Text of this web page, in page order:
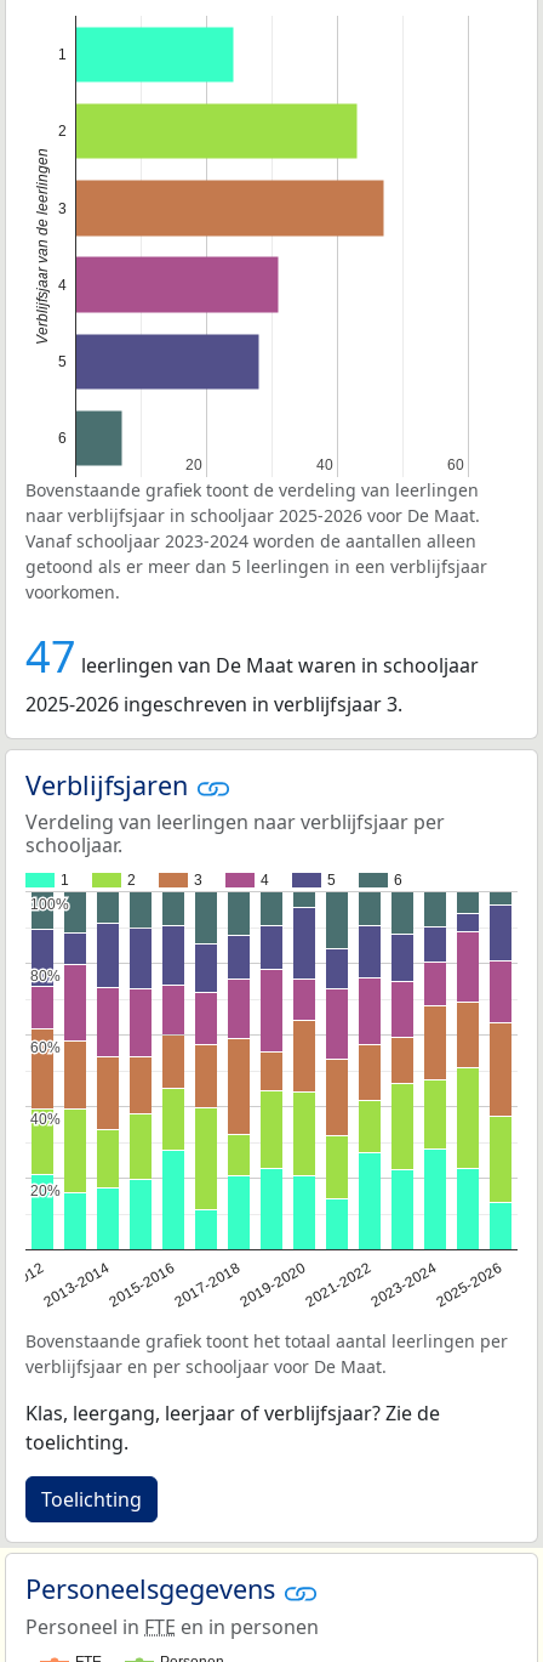
20
20 40
40 60
60
1
2
3
4
5
6
Verblijfsjaar van de leerlingen
Bovenstaande grafiek toont de verdeling van leerlingen
naar verblijfsjaar in schooljaar 2025-2026 voor De Maat.
Vanaf schooljaar 2023-2024 worden de aantallen alleen
getoond als er meer dan 5 leerlingen in een verblijfsjaar
voorkomen.
47 leerlingen van De Maat waren in schooljaar
2025-2026 ingeschreven in verblijfsjaar 3.
Verblijfsjaren
Verdeling van leerlingen naar verblijfsjaar per
schooljaar.
1 2 3 4 5 6
20122013-20142015-20162017-20182019-20202021-20222023-20242025-2026
20%
20%
40%
40%
60%
60%
80%
80%
100%
100%
Bovenstaande grafiek toont het totaal aantal leerlingen per
verblijfsjaar en per schooljaar voor De Maat.
Klas, leergang, leerjaar of verblijfsjaar? Zie de
toelichting.
Toelichting
Personeelsgegevens
Personeel in FTE en in personen